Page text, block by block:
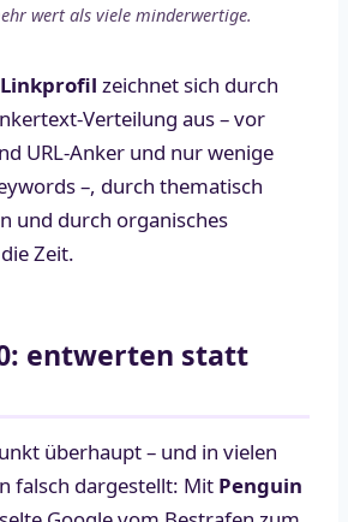
wert als viele minderwertige.
zeichnet sich durch
Verteilung aus – vor
URL-Anker und nur wenige
–, durch thematisch
und durch organisches
Zeit.
entwerten statt
überhaupt – und in vielen
falsch dargestellt: Mit Penguin